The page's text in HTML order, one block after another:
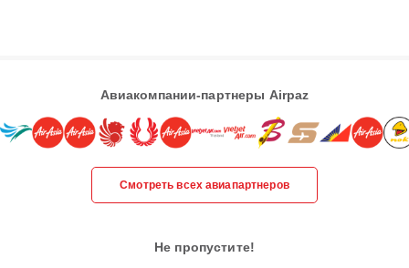
Авиакомпании-партнеры Airpaz
Смотреть всех авиапартнеров
Не пропустите!